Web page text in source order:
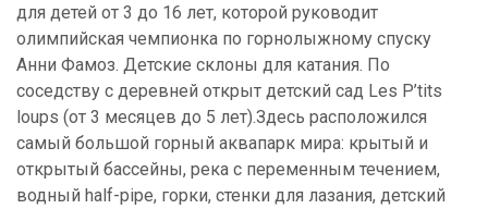
для детей от 3 до 16 лет, которой руководит
олимпийская чемпионка по горнолыжному спуску
Анни Фамоз. Детские склоны для катания. По
соседству с деревней открыт детский сад Les P’tits
loups (от 3 месяцев до 5 лет).Здесь расположился
самый большой горный аквапарк мира: крытый и
открытый бассейны, река с переменным течением,
водный half-pipe, горки, стенки для лазания, детский